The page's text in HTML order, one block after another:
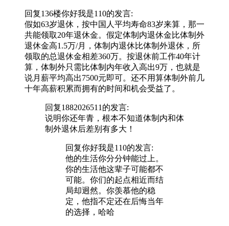
回复136楼你好我是110的发言:
假如63岁退休，按中国人平均寿命83岁来算，那一
共能领取20年退休金。假定体制内退休金比体制外
退休金高1.5万/月，体制内退休比体制外退休，所
领取的总退休金相差360万。按退休前工作40年计
算，体制外只需比体制内年收入高出9万，也就是
说月薪平均高出7500元即可。还不用算体制外前几
十年高薪积累而拥有的时间和机会受益了。
回复1882026511 的发言:
说明你还年青，根本不知道体制内和体
制外退休后差别有多大！
回复你好我是110的发言:
他的生活你分分钟能过上。
你的生活他这辈子可能都不
可能。你们的起点相近而结
局却迥然。你羡慕他的稳
定，他指不定还在后悔当年
的选择，哈哈